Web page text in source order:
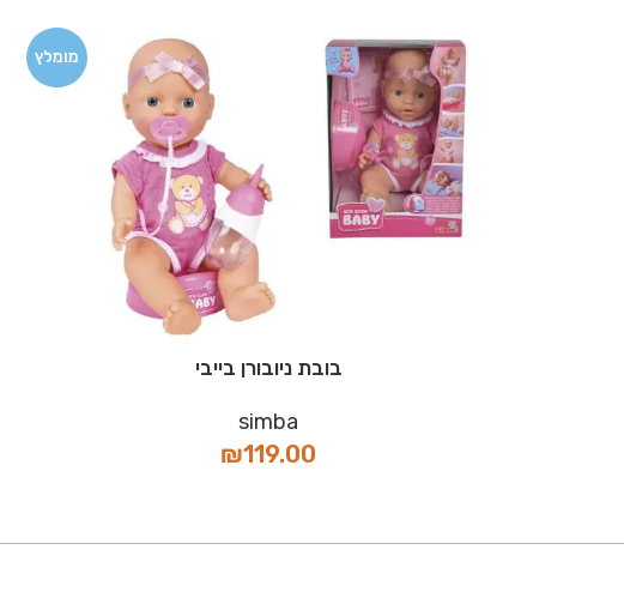
מומלץ
בובת ניובורן בייבי
simba
₪119.00